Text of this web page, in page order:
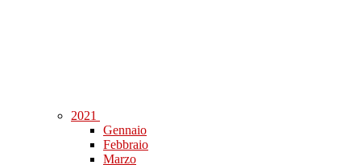
2021
Gennaio
Febbraio
Marzo